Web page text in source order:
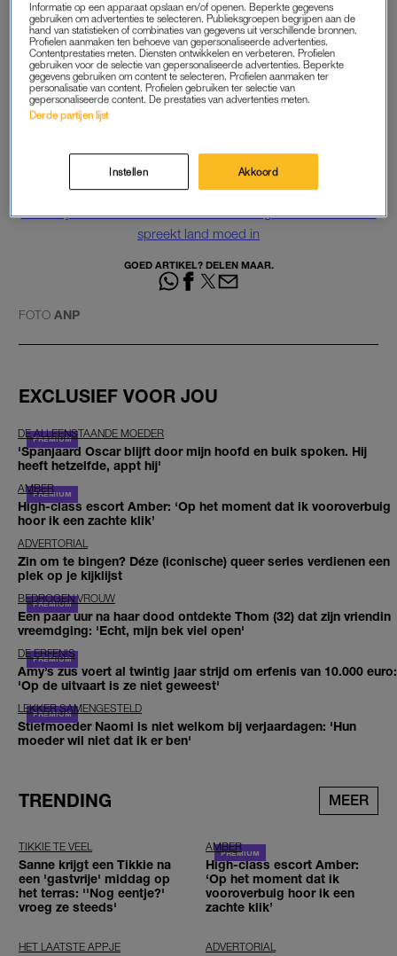
en dingen doet zoals elk ander meisje! Laat haar leven!’
https://www.instagram.com/p/CCDzKERpMoe/?
utm_source=ig_embed
Royaltydeskundige Sam Hoevenaar schreef eerder een stuk
Lees het artikelvia deze link.
Lees ook
Koninklijk huis deelt nieuwe foto’s en koning Willem-Alexander
spreekt land moed in
GOED ARTIKEL? DELEN MAAR.
FOTO ANP
EXCLUSIEF VOOR JOU
DE ALLEENSTAANDE MOEDER
'Spanjaard Oscar blijft door mijn hoofd en buik spoken. Hij
heeft hetzelfde, appt hij'
AMBER
High-class escort Amber: ‘Op het moment dat ik vooroverbuig
hoor ik een zachte klik’
ADVERTORIAL
Zin om te bingen? Déze (iconische) queer series verdienen een
plek op je kijklijst
BEDROGEN VROUW
Een paar uur na haar dood ontdekte Thom (32) dat zijn vriendin
vreemdging: 'Echt, mijn bek viel open'
DE ERFENIS
Amy’s zus voert al twintig jaar strijd om erfenis van 10.000 euro:
'Op de uitvaart is ze niet geweest'
LEKKER SAMENGESTELD
Stiefmoeder Naomi is niet welkom bij verjaardagen: 'Hun
moeder wil niet dat ik er ben'
TRENDING MEER
TIKKIE TE VEEL
Sanne krijgt een Tikkie na
een 'gastvrije' middag op
het terras: ''Nog eentje?'
vroeg ze steeds'
AMBER
High-class escort Amber:
‘Op het moment dat ik
vooroverbuig hoor ik een
zachte klik’
HET LAATSTE APPJE ADVERTORIAL
Informatie op een apparaat opslaan en/of openen. Beperkte gegevens
gebruiken om advertenties te selecteren. Publieksgroepen begrijpen aan de
hand van statistieken of combinaties van gegevens uit verschillende bronnen.
Profielen aanmaken ten behoeve van gepersonaliseerde advertenties.
Contentprestaties meten. Diensten ontwikkelen en verbeteren. Profielen
gebruiken voor de selectie van gepersonaliseerde advertenties. Beperkte
gegevens gebruiken om content te selecteren. Profielen aanmaken ter
personalisatie van content. Profielen gebruiken ter selectie van
gepersonaliseerde content. De prestaties van advertenties meten.
Derde partijen lijst
Instellen Akkoord